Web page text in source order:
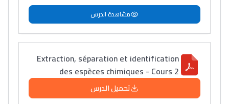
مشاهدة الدرس
Extraction, séparation et identification
des espèces chimiques - Cours 2
تحميل الدرس